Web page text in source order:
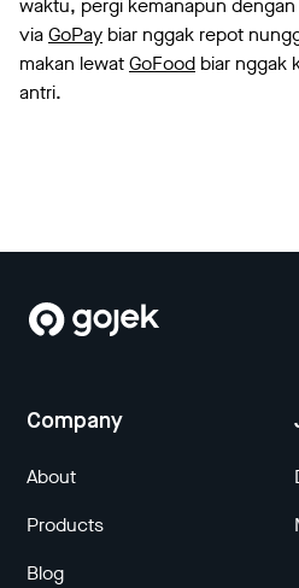
waktu, pergi kemanapun dengan
viaGoPay biar nggak repot
makan lewatGoFood biar nggak
antri.
Company
About
Products
Blog